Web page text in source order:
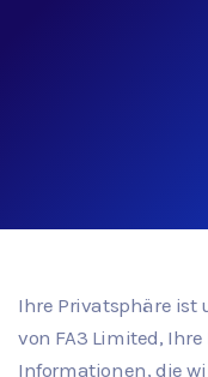
Ihre Privatsphäre ist
von FA3 Limited,
Informationen, die